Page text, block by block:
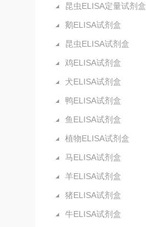
昆虫ELISA定量试剂盒
鹅ELISA试剂盒
昆虫ELISA试剂盒
鸡ELISA试剂盒
犬ELISA试剂盒
鸭ELISA试剂盒
鱼ELISA试剂盒
植物ELISA试剂盒
马ELISA试剂盒
羊ELISA试剂盒
猪ELISA试剂盒
牛ELISA试剂盒